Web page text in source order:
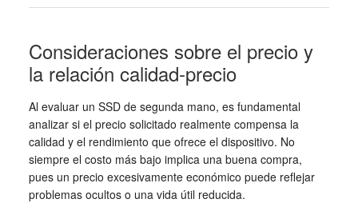
Consideraciones sobre el precio y
la relación calidad-precio
Al evaluar un SSD de segunda mano, es fundamental
analizar si el precio solicitado realmente compensa la
calidad y el rendimiento que ofrece el dispositivo. No
siempre el costo más bajo implica una buena compra,
pues un precio excesivamente económico puede reflejar
problemas ocultos o una vida útil reducida.